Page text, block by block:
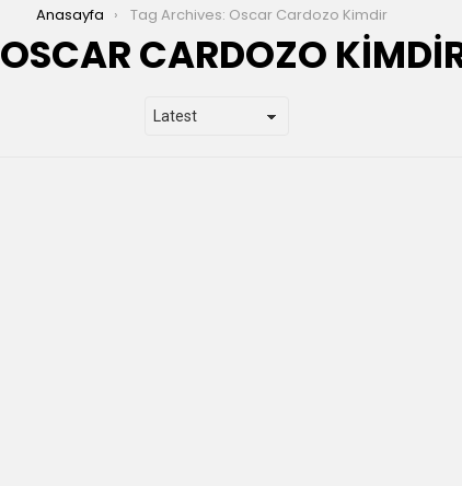
Anasayfa Tag Archives: Oscar Cardozo Kimdir
OSCAR CARDOZO